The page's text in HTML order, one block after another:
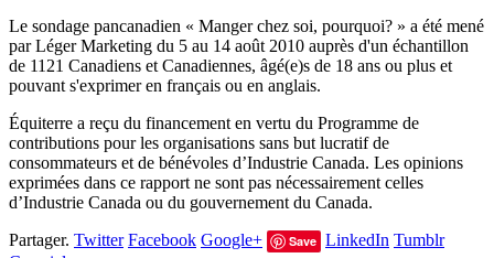
Le sondage pancanadien « Manger chez soi, pourquoi? » a été mené
par Léger Marketing du 5 au 14 août 2010 auprès d'un échantillon
de 1121 Canadiens et Canadiennes, âgé(e)s de 18 ans ou plus et
pouvant s'exprimer en français ou en anglais.
Équiterre a reçu du financement en vertu du Programme de
contributions pour les organisations sans but lucratif de
consommateurs et de bénévoles d’Industrie Canada. Les opinions
exprimées dans ce rapport ne sont pas nécessairement celles
d’Industrie Canada ou du gouvernement du Canada.
Partager. Twitter Facebook Google+ Save LinkedIn Tumblr